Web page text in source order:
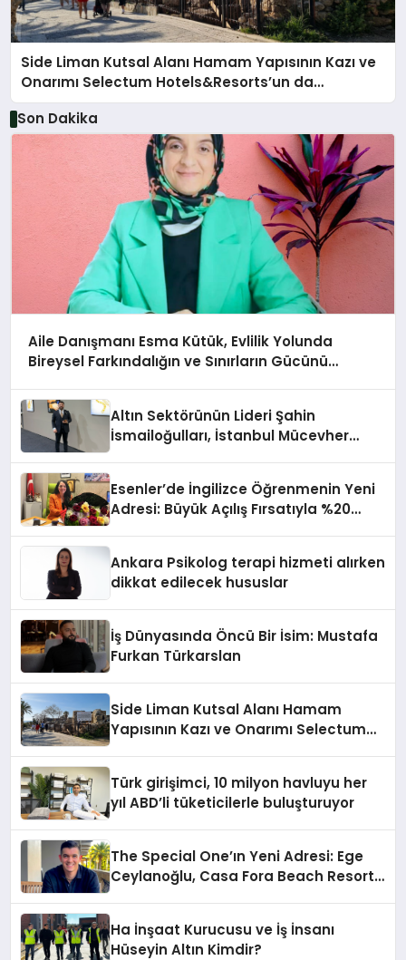
Side Liman Kutsal Alanı Hamam Yapısının Kazı ve
Onarımı Selectum Hotels&Resorts’un da
Katkılarıyla Tamamlandı
Son Dakika
Aile Danışmanı Esma Kütük, Evlilik Yolunda
Bireysel Farkındalığın ve Sınırların Gücünü
Altın Sektörünün Lideri Şahin
İsmailoğulları, İstanbul Mücevher
Esenler’de İngilizce Öğrenmenin Yeni
Adresi: Büyük Açılış Fırsatıyla %20
Ankara Psikolog terapi hizmeti alırken
dikkat edilecek hususlar
İş Dünyasında Öncü Bir İsim: Mustafa
Furkan Türkarslan
Side Liman Kutsal Alanı Hamam
Yapısının Kazı ve Onarımı Selectum
Türk girişimci, 10 milyon havluyu her
yıl ABD’li tüketicilerle buluşturuyor
The Special One’ın Yeni Adresi: Ege
Ceylanoğlu, Casa Fora Beach Resort
Ha İnşaat Kurucusu ve İş İnsanı
Hüseyin Altın Kimdir?